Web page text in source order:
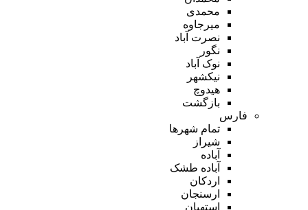
محمدی
میرجاوه
نصرت آباد
نگور
نوک آباد
نیکشهر
هیدوچ
بازگشت
فارس
تمام شهر‌ها
شیراز
آباده
آباده طشک
اردکان
ارسنجان
استهبان